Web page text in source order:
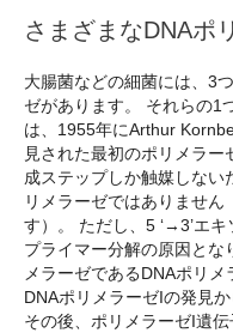
さまざまなDNAポ
大腸菌などの細菌には、3
ゼがあります。 それらの1
は、1955年にArthur
見された最初のポリメラ
成ステップしか触媒しない
リメラーゼではありませ
す）。 ただし、5 ‘→3’エ
プライマー分解の原因とな
メラーゼであるDNAポリメ
DNAポリメラーゼIの発見
その後、ポリメラーゼI遺